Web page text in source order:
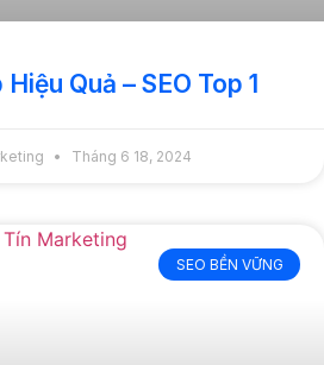
Quả – SEO Top 1
Tháng 6 18, 2024
SEO BỀN VỮNG